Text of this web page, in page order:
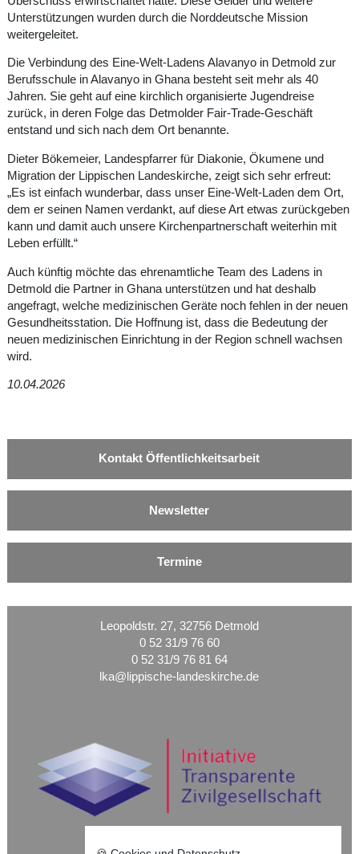
Unterstützungen wurden durch die Norddeutsche Mission
weitergeleitet.
Die Verbindung des Eine-Welt-Ladens Alavanyo in Detmold zur
Berufsschule in Alavanyo in Ghana besteht seit mehr als 40
Jahren. Sie geht auf eine kirchlich organisierte Jugendreise
zurück, in deren Folge das Detmolder Fair-Trade-Geschäft
entstand und sich nach dem Ort benannte.
Dieter Bökemeier, Landespfarrer für Diakonie, Ökumene und
Migration der Lippischen Landeskirche, zeigt sich sehr erfreut:
„Es ist einfach wunderbar, dass unser Eine-Welt-Laden dem Ort,
dem er seinen Namen verdankt, auf diese Art etwas zurückgeben
kann und damit auch unsere Kirchenpartnerschaft weiterhin mit
Leben erfüllt.“
Auch künftig möchte das ehrenamtliche Team des Ladens in
Detmold die Partner in Ghana unterstützen und hat deshalb
angefragt, welche medizinischen Geräte noch fehlen in der neuen
Gesundheitsstation. Die Hoffnung ist, dass die Bedeutung der
neuen medizinischen Einrichtung in der Region schnell wachsen
wird.
10.04.2026
Kontakt Öffentlichkeitsarbeit
Newsletter
Termine
Leopoldstr. 27, 32756 Detmold
0 52 31/9 76 60
0 52 31/9 76 81 64
lka@lippische-landeskirche.de